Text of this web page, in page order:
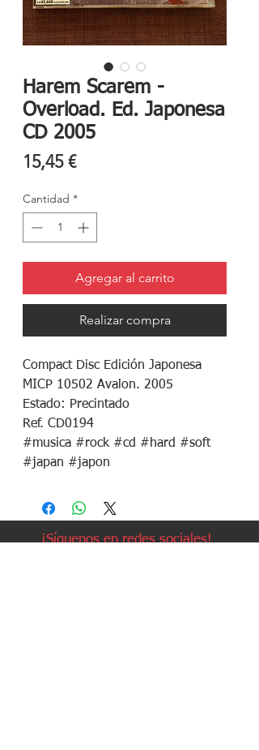
Harem Scarem -
Overload. Ed. Japonesa
CD 2005
15,45 €Precio
Cantidad *
Agregar al carrito
Realizar compra
Compact Disc Edición Japonesa
MICP 10502 Avalon. 2005
Estado: Precintado
Ref. CD0194
#musica #rock #cd #hard #soft
#japan #japon
¡Síguenos en redes sociales!